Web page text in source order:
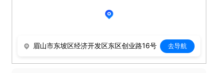
眉山市东坡区经济开发区东区创业路16号 去导航